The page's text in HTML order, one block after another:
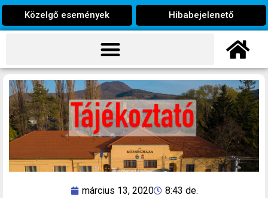
Közelgő események Hibabejelenető
március 13, 2020 8:43 de.